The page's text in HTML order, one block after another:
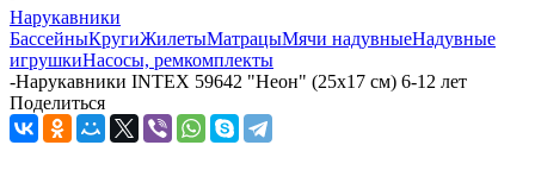
Нарукавники
БассейныКругиЖилетыМатрацыМячи надувныеНадувные
игрушкиНасосы, ремкомплекты
-Нарукавники INTEX 59642 "Неон" (25x17 см) 6-12 лет
Поделиться